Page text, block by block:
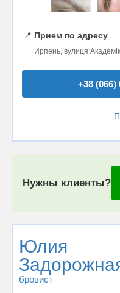
📍 Прием по адресу
Ирпень, вулиця
+38 (066)
Нужны клиенты?
Юлия
бровист